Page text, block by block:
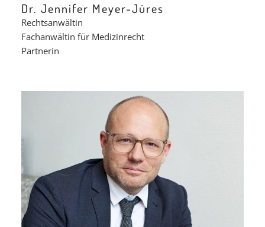
Dr. Jennifer Meyer-Jüres
Rechtsanwältin
Fachanwältin für Medizinrecht
Partnerin